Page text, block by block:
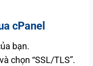
cPanel
bạn.
chọn “SSL/TLS”.